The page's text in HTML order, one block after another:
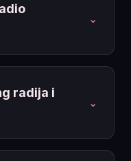
⌄
radija i
⌄